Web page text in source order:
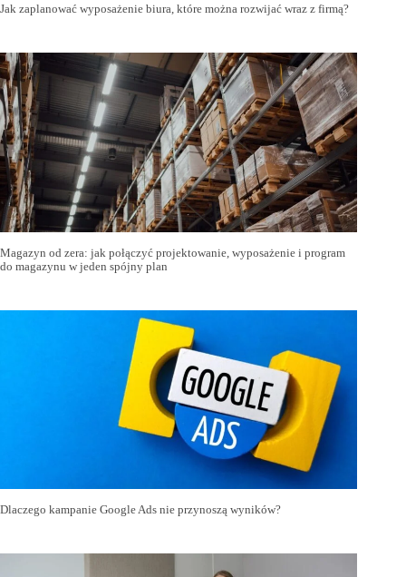
Jak zaplanować wyposażenie biura, które można rozwijać wraz z firmą?
Magazyn od zera: jak połączyć projektowanie, wyposażenie i program
do magazynu w jeden spójny plan
Dlaczego kampanie Google Ads nie przynoszą wyników?